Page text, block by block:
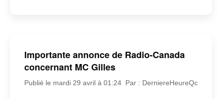
Importante annonce de Radio-Canada
concernant MC Gilles
Publié le mardi 29 avril à 01:24 Par : DerniereHeureQc